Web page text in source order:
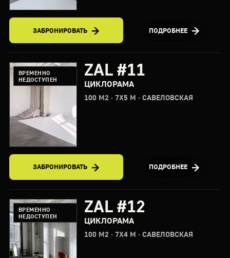
ЗАБРОНИРОВАТЬ ПОДРОБНЕЕ
ВРЕМЕННО
НЕДОСТУПЕН
ZAL #11
ЦИКЛОРАМА
100 М2 · 7X5 М · САВЕЛОВСКАЯ
ЗАБРОНИРОВАТЬ ПОДРОБНЕЕ
ВРЕМЕННО
НЕДОСТУПЕН
ZAL #12
ЦИКЛОРАМА
100 М2 · 7X4 М · САВЕЛОВСКАЯ